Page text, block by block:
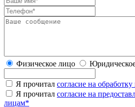
Физическое лицо
Я прочитал согласие на
Я прочитал согласие на
лицам*